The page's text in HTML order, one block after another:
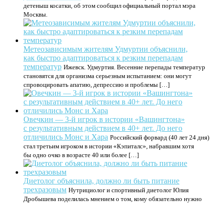
детеныш косатки, об этом сообщил официальный портал мэра
Москвы.
Метеозависимым жителям Удмуртии объяснили,
как быстро адаптироваться к резким перепадам
температур Ижевск. Удмуртия. Весенние перепады температур
становятся для организма серьезным испытанием: они могут
спровоцировать апатию, депрессию и проблемы […]
Овечкин — 3-й игрок в истории «Вашингтона»
с результативным действием в 40+ лет. До него
отличились Монс и Хара Российский форвард (40 лет 24 дня)
стал третьим игроком в истории «Кэпиталс», набравшим хотя
бы одно очко в возрасте 40 или более […]
Диетолог объяснила, должно ли быть питание
трехразовым Нутрициолог и спортивный диетолог Юлия
Дробышева поделилась мнением о том, кому обязательно нужно